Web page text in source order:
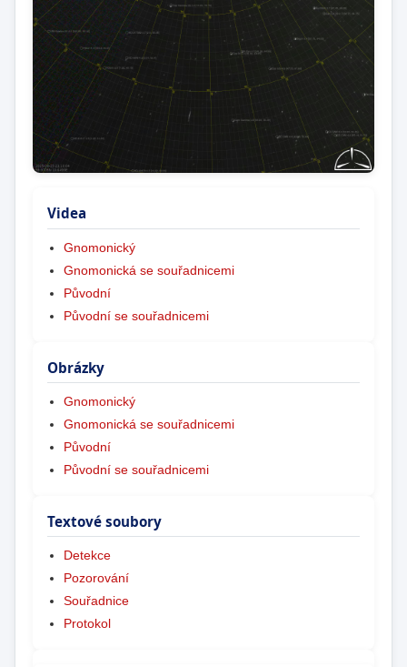
Videa
Gnomonický
Gnomonická se souřadnicemi
Původní
Původní se souřadnicemi
Obrázky
Gnomonický
Gnomonická se souřadnicemi
Původní
Původní se souřadnicemi
Textové soubory
Detekce
Pozorování
Souřadnice
Protokol